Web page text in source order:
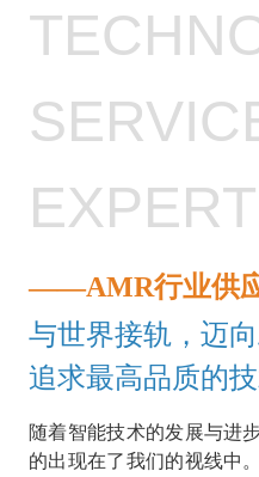
EXPERT
——AMR行业供
与世界接轨，迈向
追求最高品质的技
随着智能技术的发展与进
的出现在了我们的视线中